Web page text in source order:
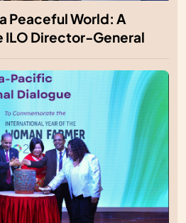
Peaceful World: A
ILO Director-General